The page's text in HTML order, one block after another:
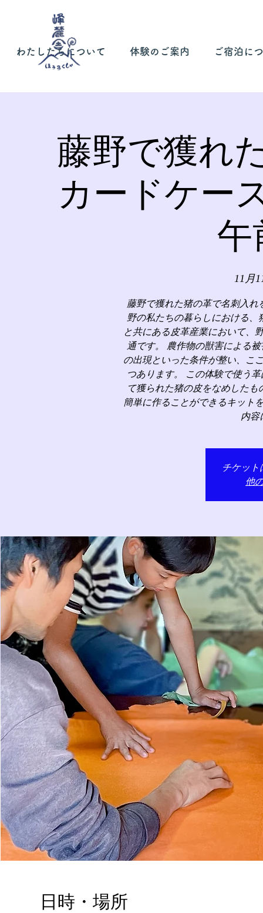
わたしたちについて 体験のご案内 ご宿泊に
藤野で獲れ
カードケー
午
11月
藤野で獲れた猪の革で名刺入
野の私たちの暮らしにおける
と共にある皮革産業において、
通です。 農作物の獣害による
の出現といった条件が整い、こ
つあります。 この体験で使う
て獲られた猪の皮をなめした
簡単に作ることができるキット
内容
チケット
他
日時・場所